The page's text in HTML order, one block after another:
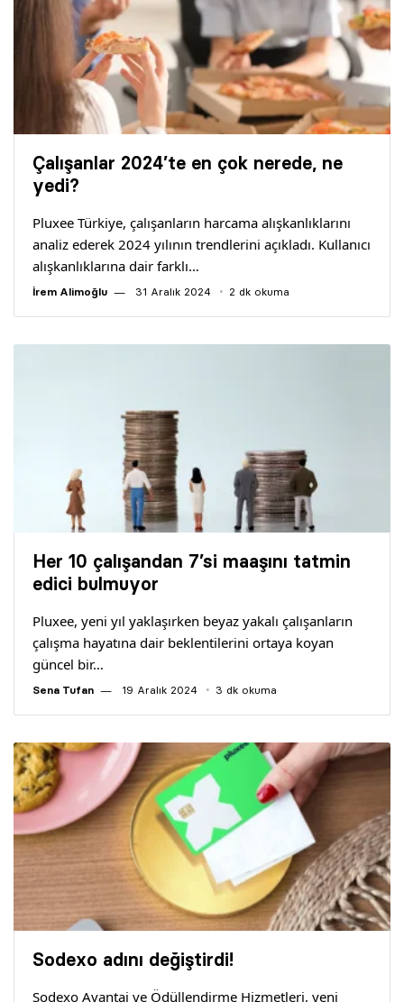
Çalışanlar 2024’te en çok nerede, ne
yedi?
Pluxee Türkiye, çalışanların harcama alışkanlıklarını
analiz ederek 2024 yılının trendlerini açıkladı. Kullanıcı
alışkanlıklarına dair farklı…
İrem Alimoğlu 31 Aralık 2024 2 dk okuma
Her 10 çalışandan 7’si maaşını tatmin
edici bulmuyor
Pluxee, yeni yıl yaklaşırken beyaz yakalı çalışanların
çalışma hayatına dair beklentilerini ortaya koyan
güncel bir…
Sena Tufan 19 Aralık 2024 3 dk okuma
Sodexo adını değiştirdi!
Sodexo Avantaj ve Ödüllendirme Hizmetleri, yeni